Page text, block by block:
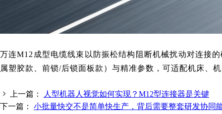
万连M12成型电缆线束 以防振松结构阻断机械扰动对连接
属塑胶款、前锁/后锁面板款）与精准参数，可适配机床、
上一篇：
人型机器人视觉如何实现？M12型连接器是关键
下一篇： 小批量快交不是简单快生产，背后需要整套研发协同